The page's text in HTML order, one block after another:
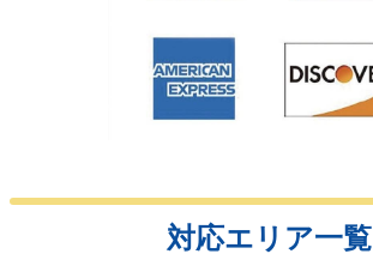
対応エリア一覧